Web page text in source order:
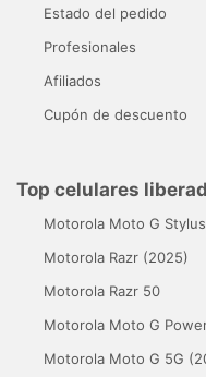
Estado del pedido
Profesionales
Afiliados
Cupón de descuento
Top celulares
Motorola Moto G
Motorola Razr (2025)
Motorola Razr 50
Motorola Moto G
Motorola Moto G 5G